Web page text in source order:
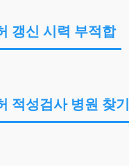
갱신 시력 부적합
적성검사 병원 찾기